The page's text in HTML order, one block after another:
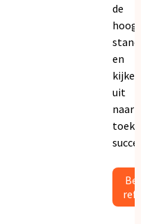
de
en
kijken
uit
naar